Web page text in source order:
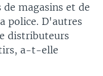
magasins et de
police. D'autres
distributeurs
a-t-elle